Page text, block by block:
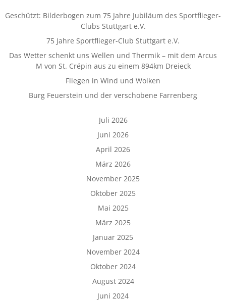
Geschützt: Bilderbogen zum 75 Jahre Jubiläum des Sportflieger-
Clubs Stuttgart e.V.
75 Jahre Sportflieger-Club Stuttgart e.V.
Das Wetter schenkt uns Wellen und Thermik – mit dem Arcus
M von St. Crépin aus zu einem 894km Dreieck
Fliegen in Wind und Wolken
Burg Feuerstein und der verschobene Farrenberg
Juli 2026
Juni 2026
April 2026
März 2026
November 2025
Oktober 2025
Mai 2025
März 2025
Januar 2025
November 2024
Oktober 2024
August 2024
Juni 2024